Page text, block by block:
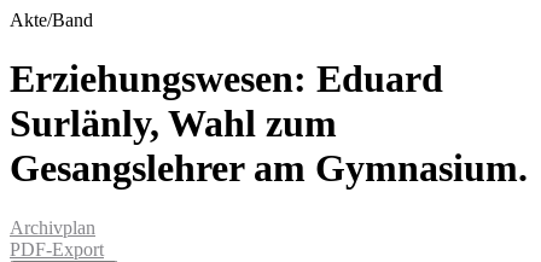
Akte/Band
Erziehungswesen: Eduard
Surlänly, Wahl zum
Gesangslehrer am Gymnasium.
Archivplan
PDF-Export